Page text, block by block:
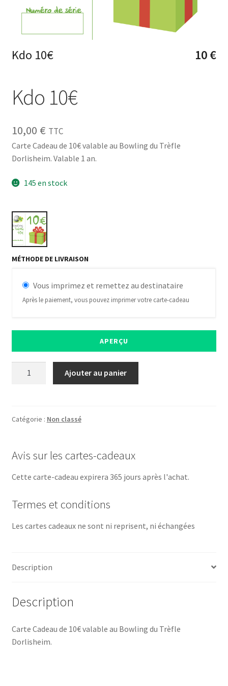
Kdo 10€ 10€
Kdo 10€
10,00 € TTC
Carte Cadeau de 10€ valable au Bowling du Trèfle
Dorlisheim. Valable 1 an.
145 en stock
MÉTHODE DE LIVRAISON
Vous imprimez et remettez au destinataire
Après le paiement, vous pouvez imprimer votre carte-cadeau
APERÇU
Ajouter au panier
Catégorie : Non classé
Avis sur les cartes-cadeaux
Cette carte-cadeau expirera 365 jours après l'achat.
Termes et conditions
Les cartes cadeaux ne sont ni reprisent, ni échangées
Description
Description
Carte Cadeau de 10€ valable au Bowling du Trèfle
Dorlisheim.